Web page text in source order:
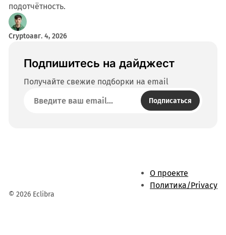
подотчётность.
Cryptoавг. 4, 2026
Подпишитесь на дайджест
Получайте свежие подборки на email
Подписаться
© 2026 Eclibra
О проекте
Политика/Privacy